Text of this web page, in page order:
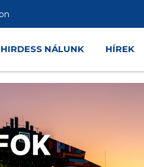
HIRDESS NÁLUNK HÍREK